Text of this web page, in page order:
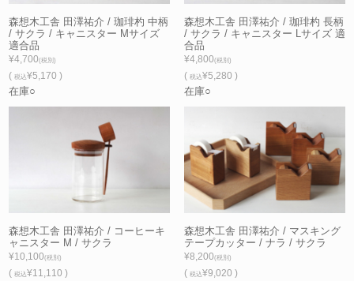
森想木工舎 田澤祐介 / 珈琲杓 中柄
/ サクラ / キャニスター Mサイズ
適合品
¥4,700(税別)
(税込¥5,170 )
在庫○
森想木工舎 田澤祐介 / 珈琲杓 長柄
/ サクラ / キャニスター Lサイズ 適
合品
¥4,800(税別)
( 税込¥5,280 )
在庫○
森想木工舎 田澤祐介 / コーヒーキ
ャニスター M / サクラ
¥10,100(税別)
(税込¥11,110 )
森想木工舎 田澤祐介 / マスキング
テープカッター / ナラ / サクラ
¥8,200(税別)
( 税込¥9,020 )